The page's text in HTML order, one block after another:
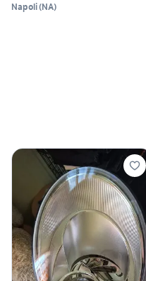
Napoli(NA)